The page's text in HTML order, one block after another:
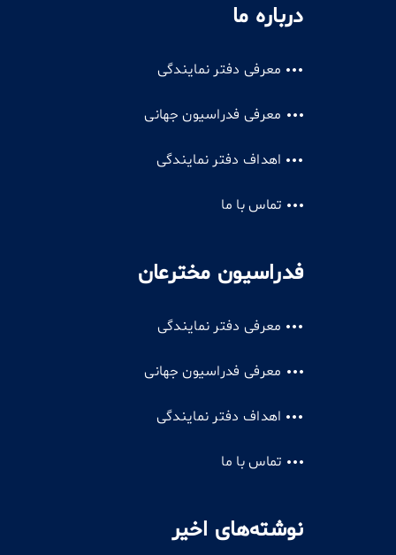
درباره ما
معرفی دفتر نمایندگی
معرفی فدراسیون جهانی
اهداف دفتر نمایندگی
تماس با ما
فدراسیون مخترعان
معرفی دفتر نمایندگی
معرفی فدراسیون جهانی
اهداف دفتر نمایندگی
تماس با ما
نوشته‌های اخیر